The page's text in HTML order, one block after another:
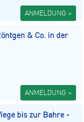
ANMELDUNG »
& Co. in der
ANMELDUNG »
bis zur Bahre -